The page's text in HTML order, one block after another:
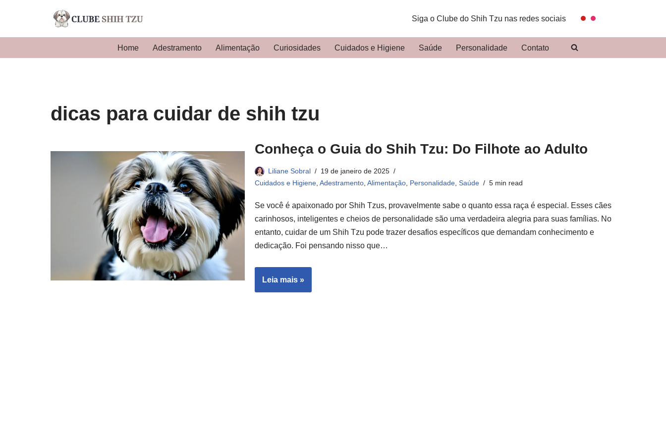
Siga o Clube do Shih Tzu nas redes sociais
Home Adestramento Alimentação Curiosidades Cuidados e Higiene Saúde Personalidade Contato
dicas para cuidar de shih tzu
Conheça o Guia do Shih Tzu: Do Filhote ao Adulto
Liliane Sobral
19 de janeiro de 2025
Cuidados e Higiene Adestramento Alimentação Personalidade Saúde 5 min read
Se você é apaixonado por Shih Tzus, provavelmente sabe o quanto essa raça é especial. Esses cães
carinhosos, inteligentes e cheios de personalidade são uma verdadeira alegria para suas famílias. No
entanto, cuidar de um Shih Tzu pode trazer desafios específicos que demandam conhecimento e
dedicação. Foi pensando nisso que…
Leia mais »